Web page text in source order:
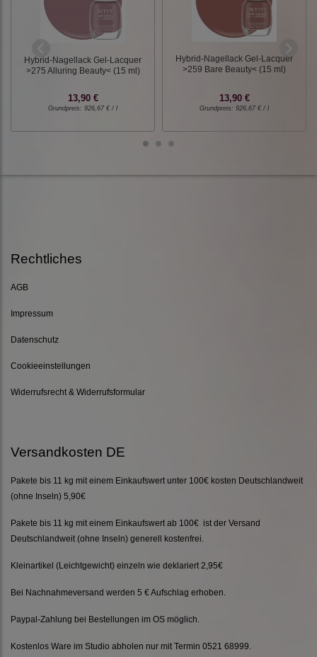
Hybrid-Nagellack Gel-Lacquer
>275 Alluring Beauty< (15 ml)
13,90 €
Grundpreis: 926,67 € / l
Hybrid-Nagellack Gel-Lacquer
>259 Bare Beauty< (15 ml)
13,90 €
Grundpreis: 926,67 € / l
Rechtliches
AGB
Impressum
Datenschutz
Cookieeinstellungen
Widerrufsrecht & Widerrufsformular
Versandkosten DE
Pakete bis 11 kg mit einem Einkaufswert unter 100€ kosten Deutschlandweit
(ohne Inseln) 5,90€
Pakete bis 11 kg mit einem Einkaufswert ab 100€ ist der Versand
Deutschlandweit (ohne Inseln) generell kostenfrei.
Kleinartikel (Leichtgewicht) einzeln wie deklariert 2,95€
Bei Nachnahmeversand werden 5 € Aufschlag erhoben.
Paypal-Zahlung bei Bestellungen im OS möglich.
Kostenlos Ware im Studio abholen nur mit Termin 0521 68999.